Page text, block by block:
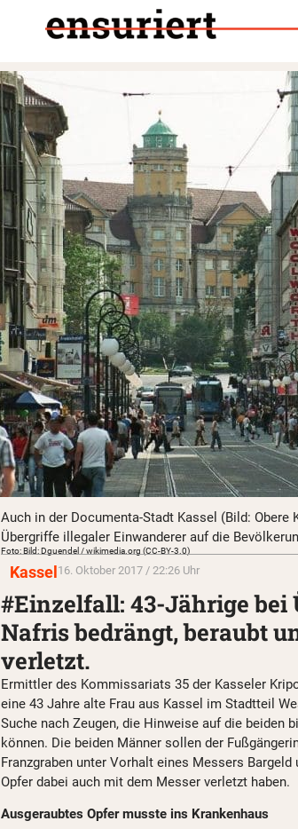
Auch in der Documenta-Stadt Kassel (Bild:
Übergriffe illegaler Einwanderer auf die
Foto: Bild: Dguendel / wikimedia.org (CC-BY-3.0)
Kassel 16. Oktober 2017 / 22:26 Uhr
#Einzelfall: 43-Jährige bei
Nafris bedrängt, beraubt
verletzt.
Ermittler des Kommissariats 35 der Kasseler
eine 43 Jahre alte Frau aus Kassel im Stadtteil
Suche nach Zeugen, die Hinweise auf die beiden
können. Die beiden Männer sollen der
Franzgraben unter Vorhalt eines Messers Bargeld
Opfer dabei auch mit dem Messer verletzt haben.
Ausgeraubtes Opfer musste ins Krankenhaus